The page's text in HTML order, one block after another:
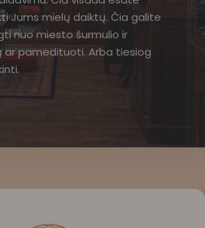
Jums mielų daiktų. Čia galite
nuo miesto šurmulio ir
ar pamedituoti. Arba tiesiog